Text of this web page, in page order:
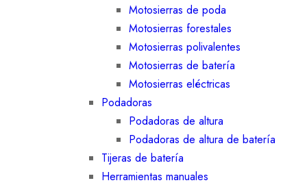
Motosierras de poda
Motosierras forestales
Motosierras polivalentes
Motosierras de batería
Motosierras eléctricas
Podadoras
Podadoras de altura
Podadoras de altura de batería
Tijeras de batería
Herramientas manuales